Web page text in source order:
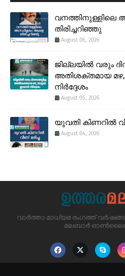
വനത്തിനുള്ളിലെ
തിരിച്ചറിഞ്ഞു
August 06, 2026
ജില്ലയിൽ വരും
അതിശക്തമായ
നിർദ്ദേശം
August 05, 2026
യുവതി കിണറിൽ
August 04, 2026
വാർത്താ മാധ്യമ രംഗത്ത്
മലബാർ